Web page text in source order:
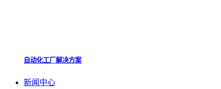
自动化工厂解决方案
新闻中心